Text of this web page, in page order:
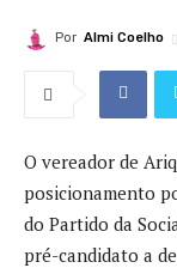
Por Almi Coelho
O vereador de
posicionamento
do Partido da
pré-candidato a